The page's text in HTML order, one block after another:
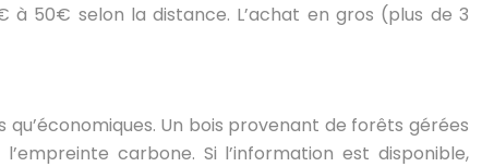
à 50€ selon la distance. L’achat en gros (plus de 3
Un bois provenant de forêts gérées
carbone. Si l’information est disponible,